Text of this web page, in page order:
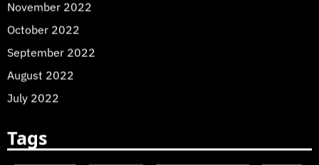
November 2022
October 2022
September 2022
August 2022
July 2022
Tags